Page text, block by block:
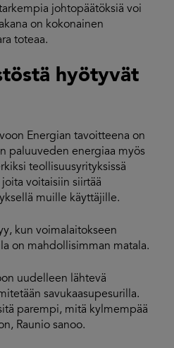
johtopäätöksiä voi
on kokonainen
toteaa.
hyötyvät
Energian tavoitteena on
paluuveden energiaa myös
teollisuusyrityksissä
voitaisiin siirtää
muille käyttäjille.
kun voimalaitokseen
on mahdollisimman matala.
uudelleen lähtevä
savukaasupesurilla.
parempi, mitä kylmempää
Raunio sanoo.